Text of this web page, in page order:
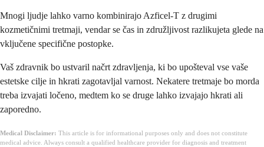
Mnogi ljudje lahko varno kombinirajo Azficel-T z drugimi
kozmetičnimi tretmaji, vendar se čas in združljivost razlikujeta glede na
vključene specifične postopke.
Vaš zdravnik bo ustvaril načrt zdravljenja, ki bo upošteval vse vaše
estetske cilje in hkrati zagotavljal varnost. Nekatere tretmaje bo morda
treba izvajati ločeno, medtem ko se druge lahko izvajajo hkrati ali
zaporedno.
Medical Disclaimer: This article is for informational purposes only and does not constitute
medical advice. Always consult a qualified healthcare provider for diagnosis and treatment